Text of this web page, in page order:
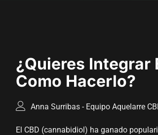
¿Quieres Integrar
Como Hacerlo?
Anna Surribas - Equipo Aquelarre
El CBD (cannabidiol) ha ganado